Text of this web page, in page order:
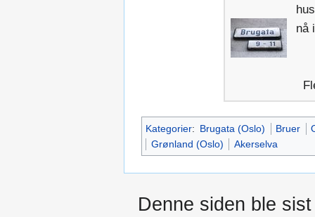
nå
Kategorier: Brugata (Oslo) Bruer
Grønland (Oslo)
Akerselva
Denne siden ble